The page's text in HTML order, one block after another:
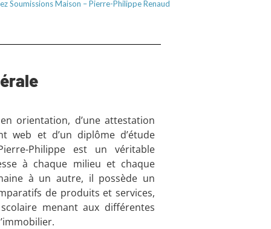
Soumissions Maison – Pierre-Philippe Renaud
orientation, d’une attestation
web et d’un diplôme d’étude
Philippe est un véritable
à chaque milieu et chaque
à un autre, il possède un
de produits et services,
menant aux différentes